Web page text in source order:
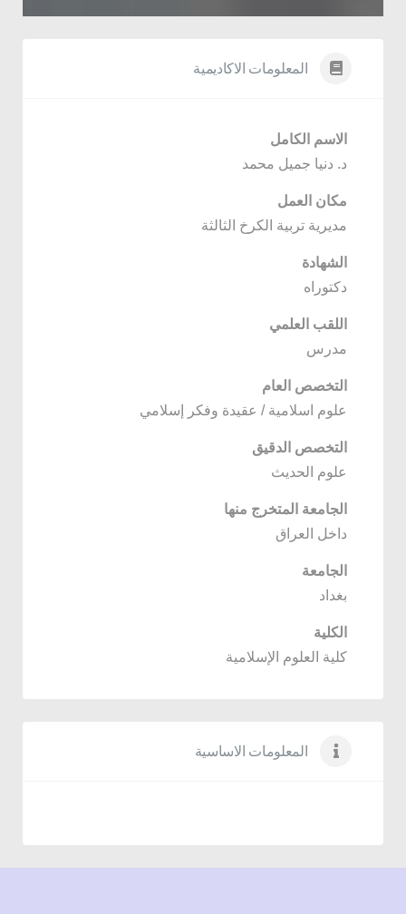
المعلومات الاكاديمية
الاسم الكامل
د. دنيا جميل محمد
مكان العمل
مديرية تربية الكرخ الثالثة
الشهادة
دكتوراه
اللقب العلمي
مدرس
التخصص العام
علوم اسلامية / عقيدة وفكر إسلامي
التخصص الدقيق
علوم الحديث
الجامعة المتخرج منها
داخل العراق
الجامعة
بغداد
الكلية
كلية العلوم الإسلامية
المعلومات الاساسية